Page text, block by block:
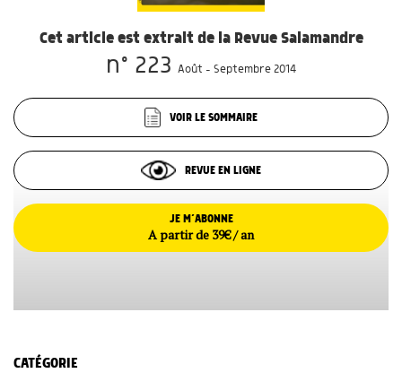
Cet article est extrait de la Revue Salamandre
n° 223 Août - Septembre 2014
VOIR LE SOMMAIRE
REVUE EN LIGNE
JE M’ABONNE
A partir de 39€ / an
CATÉGORIE